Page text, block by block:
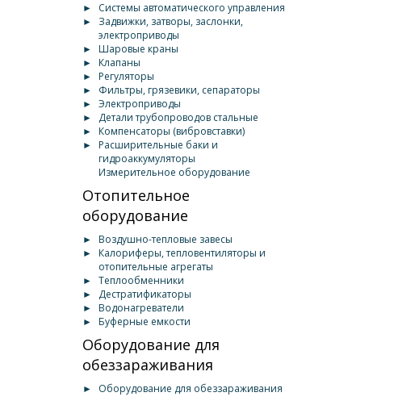
►
Системы автоматического управления
►
Задвижки, затворы, заслонки,
электроприводы
►
Шаровые краны
►
Клапаны
►
Регуляторы
►
Фильтры, грязевики, сепараторы
► Электроприводы
►
Детали трубопроводов стальные
►
Компенсаторы (вибровставки)
►
Расширительные баки и
гидроаккумуляторы
Измерительное оборудование
Отопительное
оборудование
►
Воздушно-тепловые завесы
►
Калориферы, тепловентиляторы и
отопительные агрегаты
► Теплообменники
►
Дестратификаторы
►
Водонагреватели
►
Буферные емкости
Оборудование для
обеззараживания
► Оборудование для обеззараживания